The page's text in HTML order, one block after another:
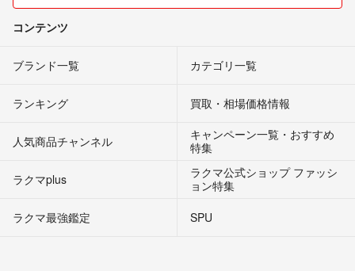
コンテンツ
ブランド一覧 カテゴリ一覧
ランキング 買取・相場価格情報
人気商品チャンネル
キャンペーン一覧・おすすめ
特集
ラクマplus
ラクマ公式ショップ ファッシ
ョン特集
ラクマ最強鑑定
SPU